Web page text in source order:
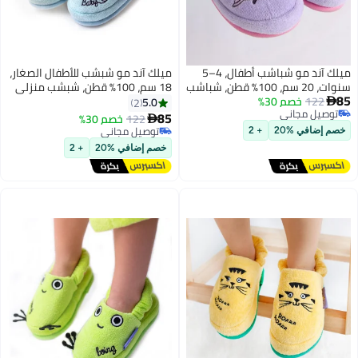
ميلك آند مو شباشب أطفال، 4–5
سنوات، 20 سم، 100% قطن، شباشب
للأطفال، نعل ناعم مانع
سهلة الارتداء، خفيفة الوزن
للتهوية، مثالية للمنزل وبعد
والاستخدام الداخلي،
حورية البحر، للأولاد والبنات.

122خصم 30%
توصيل مجاني
توصيل مجاني
إضافي %20 + 2
ميلك آند مو شبشب للأطفال الصغار،
18 سم، 100% قطن، شبشب منزلي
للأطفال، نعل ناعم مانع للانزلاق،
سهل الارتداء، خفيف الوزن، قابل
للتنفس، مثالي للمنزل والحمام
والاستخدام الداخلي، تصميم
Sangaloz، مناسب للأولاد والبنات من
عمر 2 إلى 4 سنوات.
5.0
2

122خصم 30%
توصيل مجاني
توصيل مجاني
خصم إضافي %20 + 2